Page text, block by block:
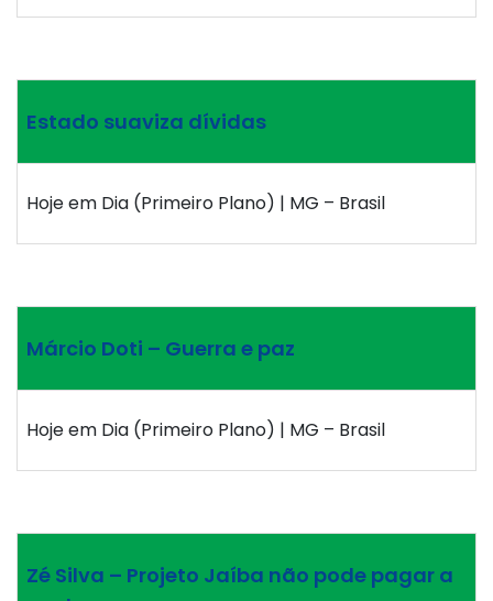
Estado suaviza dívidas
Hoje em Dia (Primeiro Plano) | MG – Brasil
Márcio Doti – Guerra e paz
Hoje em Dia (Primeiro Plano) | MG – Brasil
Zé Silva – Projeto Jaíba não pode pagar a